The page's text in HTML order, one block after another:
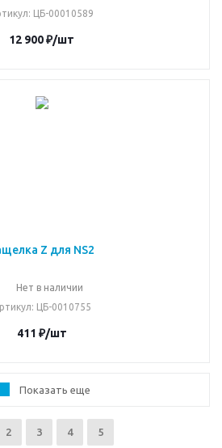
: ЦБ-00010589
12 900₽/шт
Z для NS2
Нет в наличии
: ЦБ-0010755
411 ₽/шт
Показать еще
2 3 4 5